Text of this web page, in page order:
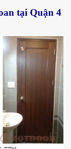
tại Quận 4